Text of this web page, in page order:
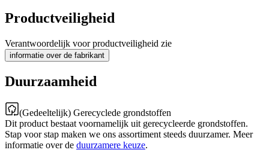
Productveiligheid
Verantwoordelijk voor productveiligheid zie
informatie over de fabrikant
Duurzaamheid
(Gedeeltelijk) Gerecyclede grondstoffen
Dit product bestaat voornamelijk uit gerecycleerde grondstoffen.
Stap voor stap maken we ons assortiment steeds duurzamer. Meer
informatie over de duurzamere keuze.